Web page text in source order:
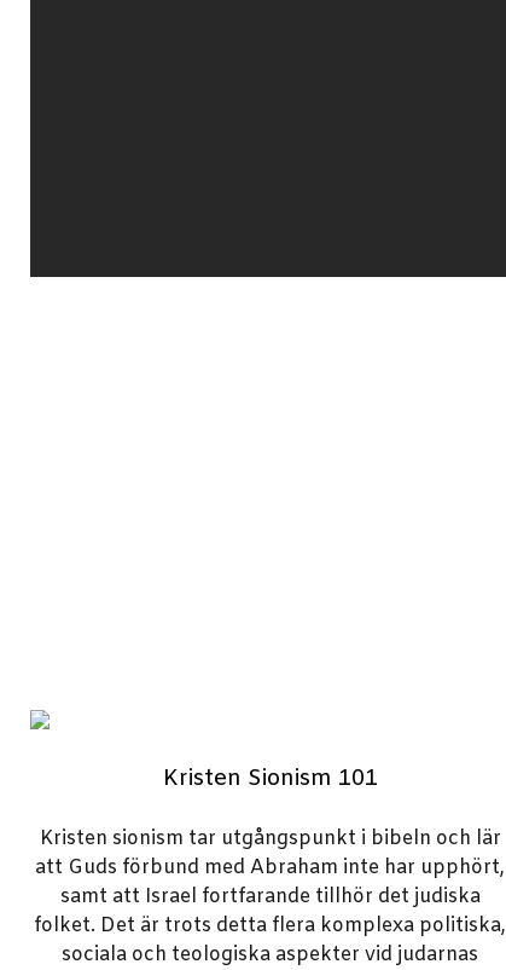
Kristen Sionism 101
Kristen sionism tar utgångspunkt i bibeln och lär
att Guds förbund med Abraham inte har upphört,
samt att Israel fortfarande tillhör det judiska
folket. Det är trots detta flera komplexa politiska,
sociala och teologiska aspekter vid judarnas